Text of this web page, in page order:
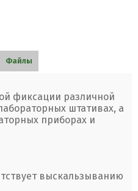
Файлы
фиксации различной
штативах, а
приборах и
выскальзыванию